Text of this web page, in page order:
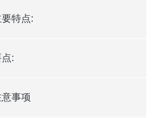
特点:
:
事项